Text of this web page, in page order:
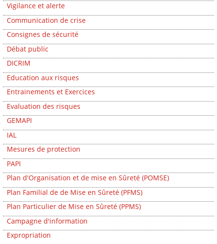
Vigilance et alerte
Communication de crise
Consignes de sécurité
Débat public
DICRIM
Education aux risques
Entrainements et Exercices
Evaluation des risques
GEMAPI
IAL
Mesures de protection
PAPI
Plan d'Organisation et de mise en Sûreté (POMSE)
Plan Familial de de Mise en Sûreté (PFMS)
Plan Particulier de Mise en Sûreté (PPMS)
Campagne d'information
Expropriation